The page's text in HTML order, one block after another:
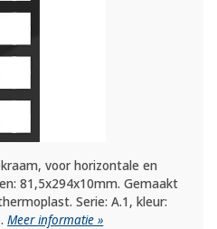
voor horizontale en
81,5x294x10mm. Gemaakt
Serie: A.1, kleur:
Meer informatie »